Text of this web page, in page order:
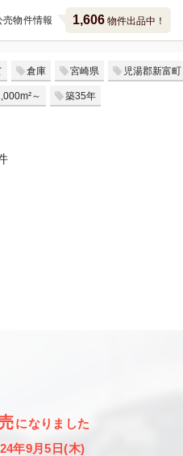
物件情報 1,606物件出品中！
倉庫 宮崎県 児湯郡新富町
～ 築35年
になりました
年9月5日(木)